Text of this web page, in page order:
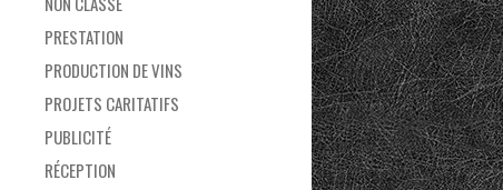
PRESTATION
PRODUCTION DE VINS
PROJETS CARITATIFS
PUBLICITÉ
RÉCEPTION